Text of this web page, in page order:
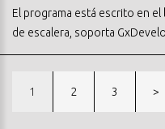
El programa está escrito en
de escalera, soporta
1 2 3 >